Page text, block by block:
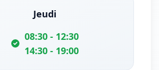
Jeudi
08:30 - 12:30
14:30 - 19:00